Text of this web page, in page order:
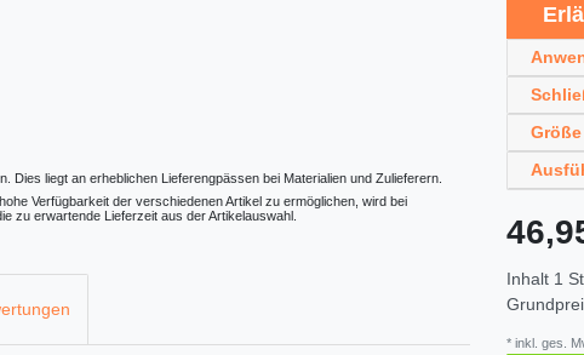
Dies liegt an erheblichen Lieferengpässen bei Materialien und Zulieferern.
Verfügbarkeit der verschiedenen Artikel zu ermöglichen, wird bei
zu erwartende Lieferzeit aus der Artikelauswahl.
Inhalt 1
* inkl. ges.